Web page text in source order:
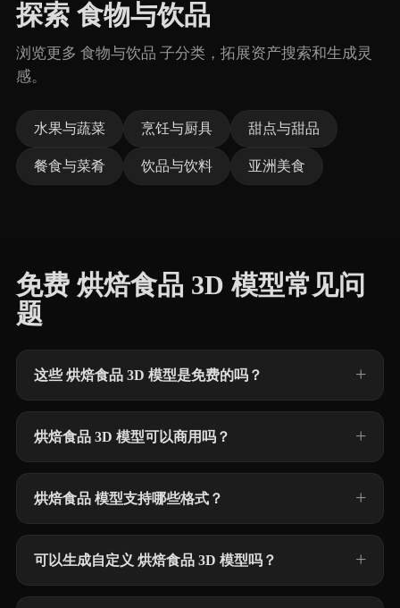
探索 食物与饮品
浏览更多 食物与饮品 子分类，拓展资产搜索和生成灵
感。
水果与蔬菜 烹饪与厨具 甜点与甜品
餐食与菜肴 饮品与饮料 亚洲美食
免费 烘焙食品 3D 模型常见问
题
这些 烘焙食品 3D 模型是免费的吗？
烘焙食品 3D 模型可以商用吗？
烘焙食品 模型支持哪些格式？
可以生成自定义 烘焙食品 3D 模型吗？